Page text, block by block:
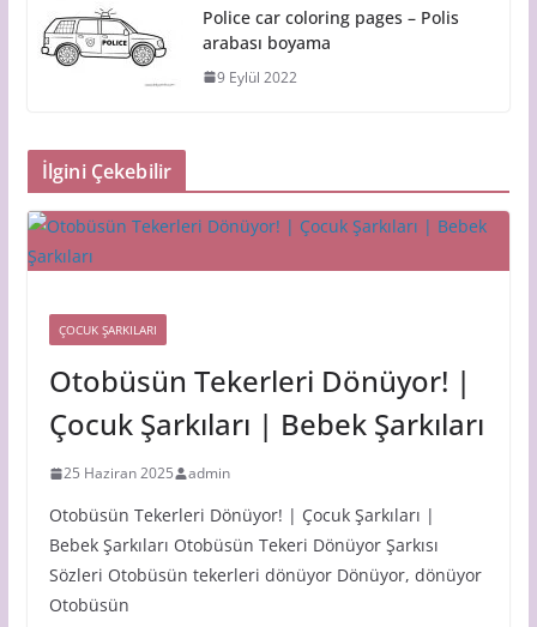
Police car coloring pages – Polis
arabası boyama
9 Eylül 2022
İlgini Çekebilir
ÇOCUK ŞARKILARI
Otobüsün Tekerleri Dönüyor! |
Çocuk Şarkıları | Bebek Şarkıları
25 Haziran 2025 admin
Otobüsün Tekerleri Dönüyor! | Çocuk Şarkıları |
Bebek Şarkıları Otobüsün Tekeri Dönüyor Şarkısı
Sözleri Otobüsün tekerleri dönüyor Dönüyor, dönüyor
Otobüsün